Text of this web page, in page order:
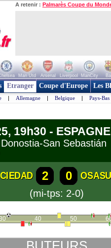
A retenir : Palmarès Coupe du
Man Utd Arsenal Liverpool ManCity
Etranger Coupe d'Europe Les
| Allemagne | Belgique | Pays-Bas
19h30 -
Donostia-San
2 0
(mi-tps: 2-0)
40 50